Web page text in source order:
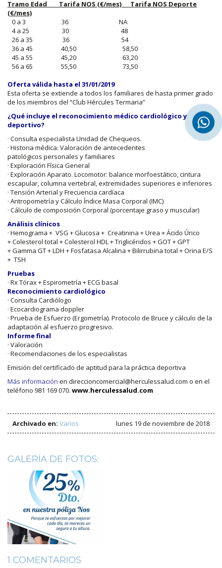
Tramo Edad Tarifa NOS (€/mes) Tarifa NOS Deporte
(€/mes)
0 a 3 36 NA
4 a 25 30 48
26 a 35 36 54
36 a 45 40,50 58,50
45 a 55 45,20 63,20
56 a 65 55,50 73,50
Oferta válida hasta el 31/01/2019
Esta oferta se extiende a todos los familiares de hasta primer grado
de los miembros del “Club Hércules Termaria”
¿Qué incluye el reconocimiento médico cardiológico y
deportivo?
· Consulta especialista Unidad de Chequeos.
· Historia médica: Valoración de antecedentes
patológicos personales y familiares
· Exploración Física General
· Exploración Aparato. Locomotor: balance morfoestático, cintura
escapular, columna vertebral, extremidades superiores e inferiores
· Tensión Arterial y Frecuencia cardíaca
· Antropometría y Cálculo Índice Masa Corporal (IMC)
· Cálculo de composición Corporal (porcentaje graso y muscular)
Análisis clínicos
· Hemograma + VSG + Glucosa + Creatinina + Urea + Ácido Úrico
+ Colesterol total + Colesterol HDL + Triglicéridos + GOT + GPT
+ Gamma GT + LDH + Fosfatasa Alcalina + Bilirrubina total + Orina E/S
+ TSH
Pruebas
· Rx Tórax + Espirometría + ECG basal
Reconocimiento cardiológico
· Consulta Cardiólogo
· Ecocardiograma doppler
· Prueba de Esfuerzo (Ergometría). Protocolo de Bruce y cálculo de la
adaptación al esfuerzo progresivo.
Informe final
· Valoración
· Recomendaciones de los especialistas
Emisión del certificado de aptitud para la práctica deportiva
Más información en direccioncomercial@herculessalud.com o en el
teléfono 981 169 070. www.herculessalud.com
Archivado en: Varios lunes 19 de noviembre de 2018
GALERÍA DE FOTOS:
1 COMENTARIOS